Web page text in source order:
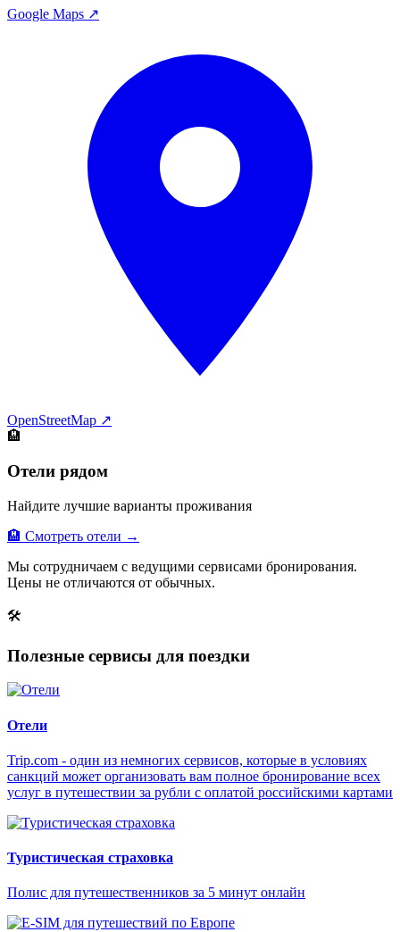
Google Maps ↗
OpenStreetMap ↗
🏨
Отели рядом
Найдите лучшие варианты проживания
🏨 Смотреть отели →
Мы сотрудничаем с ведущими сервисами бронирования.
Цены не отличаются от обычных.
🛠
Полезные сервисы для поездки
Отели
Trip.com - один из немногих сервисов, которые в условиях
санкций может организовать вам полное бронирование всех
услуг в путешествии за рубли с оплатой российскими картами
Туристическая страховка
Полис для путешественников за 5 минут онлайн